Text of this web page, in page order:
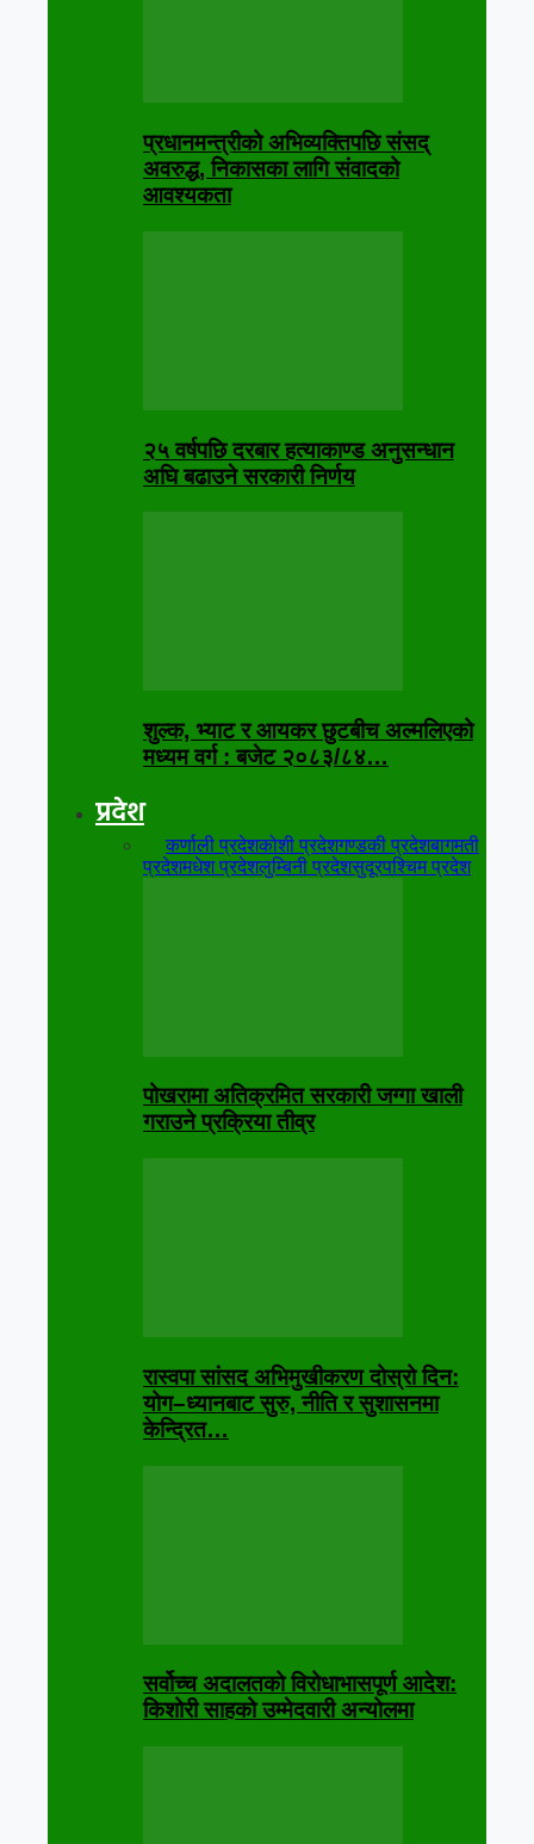
प्रधानमन्त्रीको अभिव्यक्तिपछि संसद्
अवरुद्ध, निकासका लागि संवादको
आवश्यकता
२५ वर्षपछि दरबार हत्याकाण्ड अनुसन्धान
अघि बढाउने सरकारी निर्णय
शुल्क, भ्याट र आयकर छुटबीच अल्मलिएको
मध्यम वर्ग : बजेट २०८३/८४…
प्रदेश
सबैकर्णाली प्रदेशकोशी प्रदेशगण्डकी प्रदेशबागमती
प्रदेशमधेश प्रदेशलुम्बिनी प्रदेशसुदूरपश्चिम प्रदेश
पोखरामा अतिक्रमित सरकारी जग्गा खाली
गराउने प्रक्रिया तीव्र
रास्वपा सांसद अभिमुखीकरण दोस्रो दिन:
योग–ध्यानबाट सुरु, नीति र सुशासनमा
केन्द्रित…
सर्वोच्च अदालतको विरोधाभासपूर्ण आदेश:
किशोरी साहको उम्मेदवारी अन्योलमा